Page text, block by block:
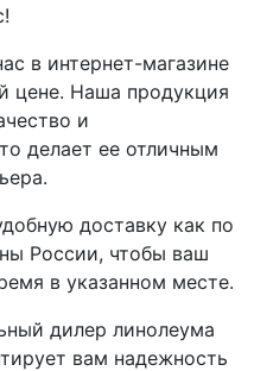
в интернет-магазине
цене. Наша продукция
и
делает ее отличным
доставку как по
России, чтобы ваш
в указанном месте.
дилер линолеума
вам надежность